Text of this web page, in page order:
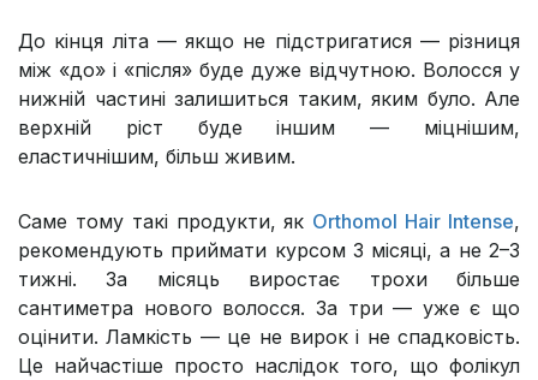
До кінця літа — якщо не підстригатися — різниця
між «до» і «після» буде дуже відчутною. Волосся у
нижній частині залишиться таким, яким було. Але
верхній ріст буде іншим — міцнішим,
еластичнішим, більш живим.
Саме тому такі продукти, як Orthomol Hair Intense,
рекомендують приймати курсом 3 місяці, а не 2–3
тижні. За місяць виростає трохи більше
сантиметра нового волосся. За три — уже є що
оцінити. Ламкість — це не вирок і не спадковість.
Це найчастіше просто наслідок того, що фолікул